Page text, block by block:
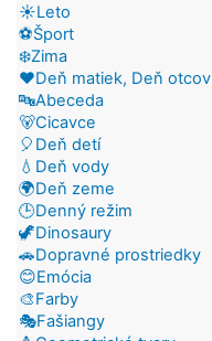
☀️Leto
⚽Šport
❄️Zima
❤️Deň matiek, Deň otcov
🔤Abeceda
🐻Cicavce
🎈Deň detí
💧Deň vody
🌍Deň zeme
🕒Denný režim
🦖Dinosaury
🚗Dopravné prostriedky
😊Emócia
🎨Farby
🎭Fašiangy